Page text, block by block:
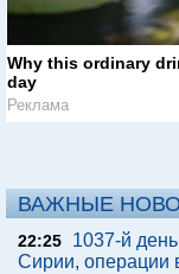
Why this ordinary
day
Реклама
ВАЖНЫЕ
22:25
1037-й
Сирии, операции